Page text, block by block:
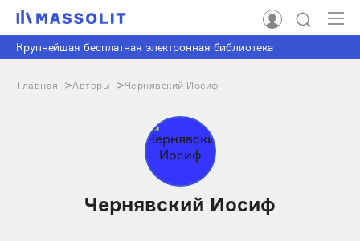
Крупнейшая бесплатная электронная библиотека
Главная Авторы Чернявский Иосиф
Чернявский Иосиф